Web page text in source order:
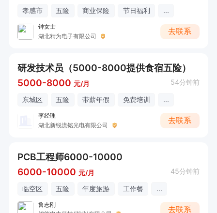
孝感市 五险 商业保险 节日福利 ...
钟女士
湖北精为电子有限公司
去联系
研发技术员（5000-8000提供食宿五险）
5000-8000 元/月 54分钟前
东城区 五险 带薪年假 免费培训 ...
李经理
湖北新锐流铭光电有限公司
去联系
PCB工程师6000-10000
6000-10000 元/月 45分钟前
临空区 五险 年度旅游 工作餐 ...
鲁志刚
去联系